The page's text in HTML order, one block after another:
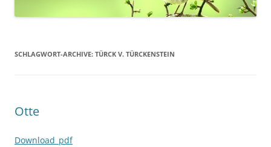
SCHLAGWORT-ARCHIVE: TÜRCK V. TÜRCKENSTEIN
Otte
Download_pdf